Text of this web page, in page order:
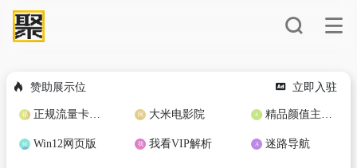
赞助展示位 立即入驻
正规流量卡免费加盟合作 大米电影院 精品颜值主播定制
Win12网页版 我看VIP解析 迷路导航